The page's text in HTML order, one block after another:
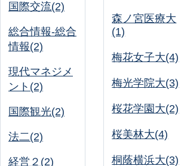
国際交流(2)
総合情報-総合
情報(2)
現代マネジメ
ント(2)
国際観光(2)
法二(2)
経営２(2)
森ノ宮医療大
(1)
梅花女子大(4)
梅光学院大(3)
桜花学園大(2)
桜美林大(4)
桐蔭横浜大(3)